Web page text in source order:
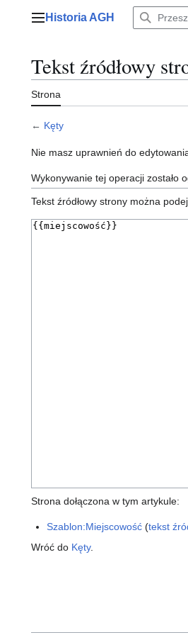
Menu główne
Historia AGH
Tekst źródłowy
Strona
← Kęty
Nie masz uprawnień do
Wykonywanie tej operacji zostało
Tekst źródłowy strony można
Strona dołączona w tym artykule:
Szablon:Miejscowość (tekst
Wróć do Kęty.